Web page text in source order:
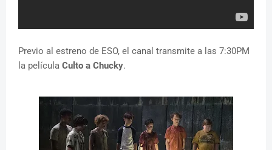
Previo al estreno de ESO, el canal transmite a las 7:30PM
la película Culto a Chucky.